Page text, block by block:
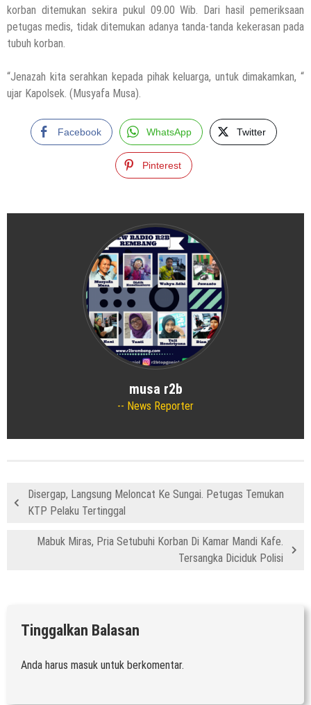
korban ditemukan sekira pukul 09.00 Wib. Dari hasil pemeriksaan
petugas medis, tidak ditemukan adanya tanda-tanda kekerasan pada
tubuh korban.
“Jenazah kita serahkan kepada pihak keluarga, untuk dimakamkan, “
ujar Kapolsek. (Musyafa Musa).
Facebook WhatsApp Twitter
Pinterest
musa r2b
News Reporter
Disergap, Langsung Meloncat Ke Sungai. Petugas Temukan
KTP Pelaku Tertinggal
Mabuk Miras, Pria Setubuhi Korban Di Kamar Mandi Kafe.
Tersangka Diciduk Polisi
Tinggalkan Balasan
Anda harus masuk untuk berkomentar.